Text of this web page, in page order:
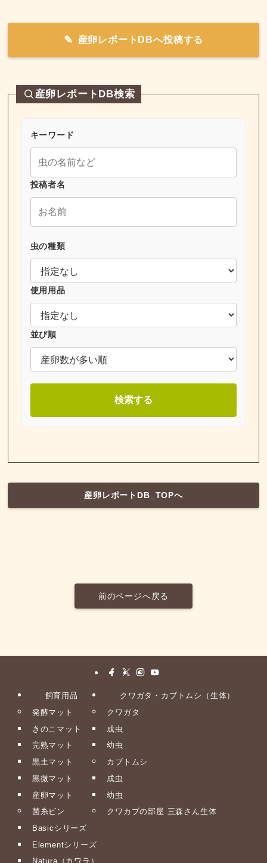
産卵レポートDBへ投稿する
産卵レポートDB検索
キーワード
投稿者名
虫の種類
使用用品
並び順
検索する
産卵レポートDB_TOPへ
前のページへ戻る
飼育用品
発酵マット
きのこマット
完熟マット
黒土マット
黒微マット
産卵マット
菌糸ビン
Basicシリーズ
Elementシリーズ
Natura（カワラ）
クワガタ・カブトムシ（生体）
クワガタ
成虫
幼虫
カブトムシ
成虫
幼虫
クワカブの部屋 三森さん生体